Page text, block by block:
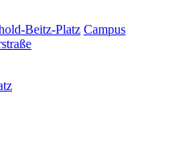
Beitz-Platz Campus